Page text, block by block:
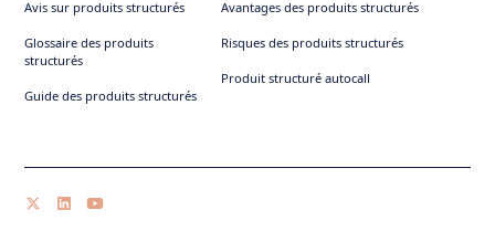
Avis sur produits structurés
Glossaire des produits
structurés
Guide des produits structurés
Avantages des produits structurés
Risques des produits structurés
Produit structuré autocall